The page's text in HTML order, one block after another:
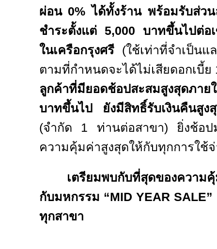
ผ่อน 0% ได้ทั้งร้าน พร้อมรับส่ว
ชำระตั้งแต่ 5,000 บาทขึ้นไปต่อ
ในเครือกรุงศรี
(ใช้เท่าที่จำเป็นแ
ตามที่กำหนดจะได้ไม่เสียดอกเบี้ย
ลูกค้าที่มียอดช้อปสะสมสูงสุดภา
บาทขึ้นไป ยังมีสิทธิ์รับเงินคืนสู
(จำกัด 1 ท่านต่อสาขา) ยิ่งช้อ
ความคุ้มค่าสูงสุดให้กับทุกการใช้
เตรียมพบกับที่สุดของความ
กับมหกรรม “MID YEAR SALE”
ทุกสาขา